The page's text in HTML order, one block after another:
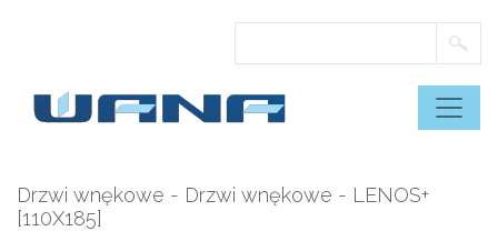
Drzwi wnękowe - Drzwi wnękowe - LENOS+
[110X185]